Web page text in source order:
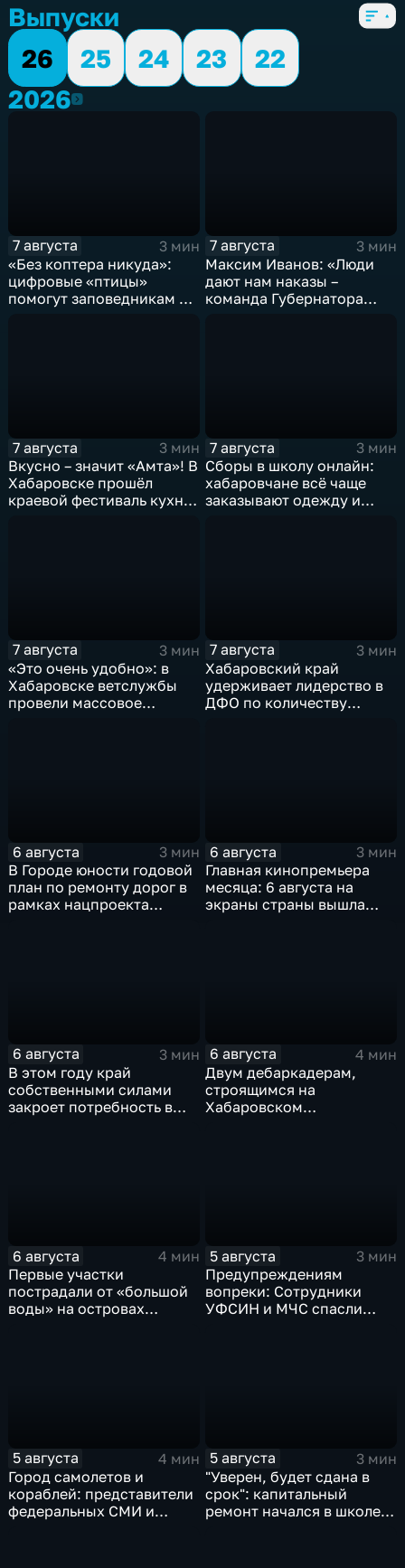
Выпуски
26
25 24 23
22
20262026
7 августа
3 мин
«Без коптера никуда»:
цифровые «птицы»
помогут заповедникам в
7 августа
3 мин
Максим Иванов: «Люди
дают нам наказы –
команда Губернатора
7 августа
3 мин
Вкусно – значит «Амта»! В
Хабаровске прошёл
краевой фестиваль кухни
7 августа
3 мин
Сборы в школу онлайн:
хабаровчане всё чаще
заказывают одежду и
7 августа
3 мин
«Это очень удобно»: в
Хабаровске ветслужбы
провели массовое
7 августа
3 мин
Хабаровский край
удерживает лидерство в
ДФО по количеству
6 августа
3 мин
В Городе юности годовой
план по ремонту дорог в
рамках нацпроекта
6 августа
3 мин
Главная кинопремьера
месяца: 6 августа на
экраны страны вышла
6 августа
3 мин
В этом году край
собственными силами
закроет потребность в
6 августа
4 мин
Двум дебаркадерам,
строящимся на
Хабаровском
6 августа
4 мин
Первые участки
пострадали от «большой
воды» на островах
5 августа
3 мин
Предупреждениям
вопреки: Сотрудники
УФСИН и МЧС спасли
5 августа
4 мин
Город самолетов и
кораблей: представители
федеральных СМИ и
5 августа
3 мин
"Уверен, будет сдана в
срок": капитальный
ремонт начался в школе